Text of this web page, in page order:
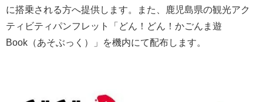
に搭乗される方へ提供します。また、鹿児島県の観光アク
ティビティパンフレット「どん！どん！かごんま遊
Book（あそぶっく）」を機内にて配布します。